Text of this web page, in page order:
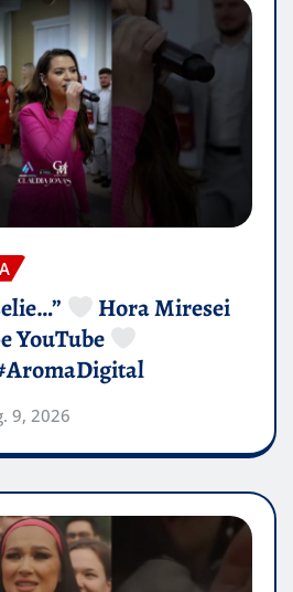
Hora Miresei
YouTube
9, 2026